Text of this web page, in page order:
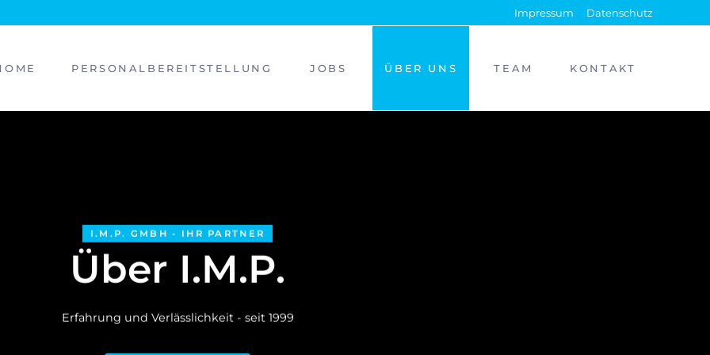
Impressum Datenschutz
PERSONALBEREITSTELLUNG JOBS ÜBER UNS TEAM KONTAKT
I.M.P. GMBH - IHR PARTNER
Über I.M.P.
Erfahrung und Verlässlichkeit - seit 1999